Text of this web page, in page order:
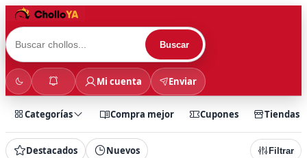
Buscar
Mi cuenta Enviar
Categorías Compra mejor Cupones Tiendas
Destacados Nuevos Filtrar